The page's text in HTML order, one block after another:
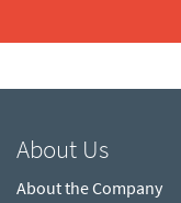
About Us
About the Company